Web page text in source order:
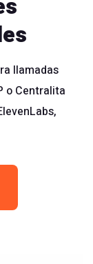
llamadas
o Centralita